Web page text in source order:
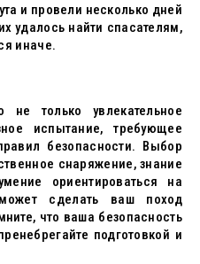
и провели несколько дней
удалось найти спасателям,
иначе.
только увлекательное
испытание, требующее
безопасности. Выбор
снаряжение, знание
ориентироваться на
сделать ваш поход
что ваша безопасность
подготовкой и